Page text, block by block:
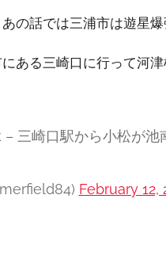
の話では三浦市は遊星爆
ある三崎口に行って河津
三崎口駅から小松が池
February 12,